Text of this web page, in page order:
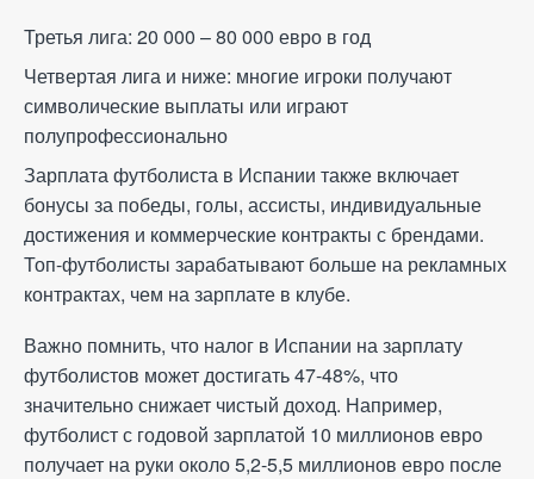
Третья лига: 20 000 – 80 000 евро в год
Четвертая лига и ниже: многие игроки получают
символические выплаты или играют
полупрофессионально
Зарплата футболиста в Испании также включает
бонусы за победы, голы, ассисты, индивидуальные
достижения и коммерческие контракты с брендами.
Топ-футболисты зарабатывают больше на рекламных
контрактах, чем на зарплате в клубе.
Важно помнить, что налог в Испании на зарплату
футболистов может достигать 47-48%, что
значительно снижает чистый доход. Например,
футболист с годовой зарплатой 10 миллионов евро
получает на руки около 5,2-5,5 миллионов евро после